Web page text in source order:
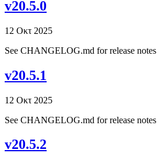
v20.5.0
12 Οκτ 2025
See CHANGELOG.md for release notes
v20.5.1
12 Οκτ 2025
See CHANGELOG.md for release notes
v20.5.2